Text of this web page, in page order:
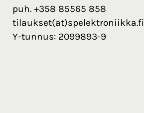
puh. +358 85565 858
tilaukset(at)spelektroniikka.fi
Y-tunnus: 2099893-9